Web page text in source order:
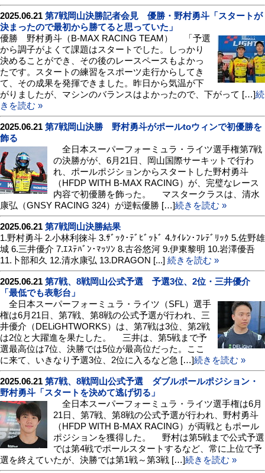
2025.06.21 第7戦岡山決勝記者会見 優勝・野村勇斗「スタートが
決まったので最初から勝てると思っていた」
優勝 野村勇斗（B-MAX RACING TEAM） 「予選
から調子がよくて課題はスタートでした。しっかり
決めることができ、その後のレースペースもよかっ
たです。スタートの練習をスポーツ走行からしてき
て、その成果を発揮できました。昨日から気温が下
がりましたが、マシンのバランスはよかったので、下がって […]続
きを読む »
2025.06.21 第7戦岡山決勝 野村勇斗がポールtoウィンで初優勝を
飾る
全日本スーパーフォーミュラ・ライツ選手権第7戦
の決勝がが、6月21日、岡山国際サーキットで行わ
れ、ポールポジションからスタートした野村勇斗
（HFDP WITH B-MAX RACING）が、完璧なレース
内容で初優勝を飾った。 マスタークラスは、清水
康弘（GNSY RACING 324）が逆転優勝 […]続きを読む »
2025.06.21 第7戦岡山決勝結果
1.野村勇斗 2.小林利徠斗 3.ｻﾞｯｸ･ﾃﾞﾋﾞｯﾄﾞ 4.ｹｲﾚﾝ･ﾌﾚﾃﾞﾘｯｸ 5.佐野雄
城 6.三井優介 7.ｴｽﾃﾊﾞﾝ･ﾏｯｿﾝ 8.古谷悠河 9.伊東黎明 10.岩澤優吾
11.卜部和久 12.清水康弘 13.DRAGON [...] 続きを読む »
2025.06.21 第7戦、8戦岡山公式予選 予選3位、2位・三井優介
「最低でも表彰台」
全日本スーパーフォーミュラ・ライツ（SFL）選手
権は6月21日、第7戦、第8戦の公式予選が行われ、三
井優介（DELiGHTWORKS）は、第7戦は3位、第2戦
は2位と大躍進を果たした。 三井は、第5戦まで予
選最高位は7位、決勝では5位が最高位だった。ここ
に来て、いきなり予選3位、2位に入るなど急 […]続きを読む »
2025.06.21 第7戦、8戦岡山公式予選 ダブルポールポジション・
野村勇斗「スタートを決めて逃げ切る」
全日本スーパーフォーミュラ・ライツ選手権は6月
21日、第7戦、第8戦の公式予選が行われ、野村勇斗
（HFDP WITH B-MAX RACING）が両戦ともポール
ポジションを獲得した。 野村は第5戦まで公式予選
では第4戦でポールスタートするなど、常に上位で予
選を終えていたが、決勝では第1戦～第3戦 […]続きを読む »